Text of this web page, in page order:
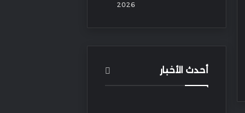
2026
أحدث الأخبار